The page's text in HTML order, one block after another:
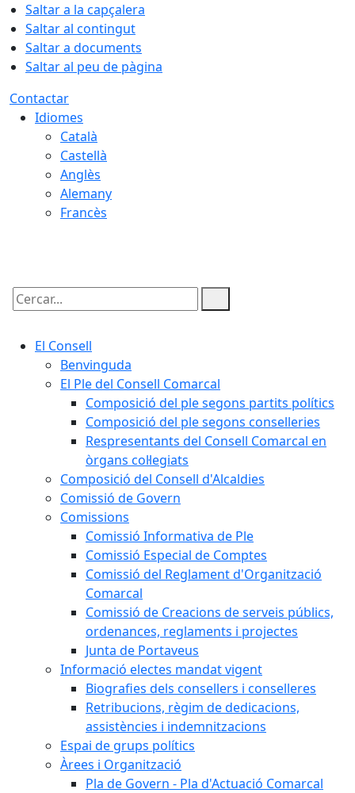
Saltar a la capçalera
Saltar al contingut
Saltar a documents
Saltar al peu de pàgina
Contactar
Idiomes
Català
Castellà
Anglès
Alemany
Francès
Cercar:
El Consell
Benvinguda
El Ple del Consell Comarcal
Composició del ple segons partits polítics
Composició del ple segons conselleries
Respresentants del Consell Comarcal en
òrgans col·legiats
Composició del Consell d'Alcaldies
Comissió de Govern
Comissions
Comissió Informativa de Ple
Comissió Especial de Comptes
Comissió del Reglament d'Organització
Comarcal
Comissió de Creacions de serveis públics,
ordenances, reglaments i projectes
Junta de Portaveus
Informació electes mandat vigent
Biografies dels consellers i conselleres
Retribucions, règim de dedicacions,
assistències i indemnitzacions
Espai de grups polítics
Àrees i Organització
Pla de Govern - Pla d'Actuació Comarcal